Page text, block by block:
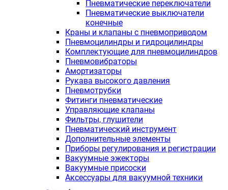
Пневматические переключатели
Пневматические выключатели
конечные
Краны и клапаны с пневмоприводом
Пневмоцилиндры и гидроцилиндры
Комплектующие для пневмоцилиндров
Пневмовибраторы
Амортизаторы
Рукава высокого давления
Пневмотрубки
Фитинги пневматические
Управляющие клапаны
Фильтры, глушители
Пневматический инструмент
Дополнительные элементы
Приборы регулирования и регистрации
Вакуумные эжекторы
Вакуумные присоски
Аксессуары для вакуумной техники